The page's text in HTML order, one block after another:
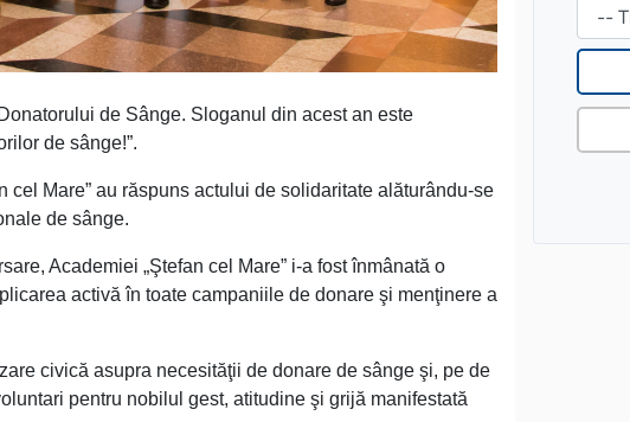
de Sânge. Sloganul din acest an este
de sânge!”.
Mare” au răspuns actului de solidaritate alăturându-se
de sânge.
Academiei „Ştefan cel Mare” i-a fost înmânată o
activă în toate campaniile de donare şi menţinere a
civică asupra necesităţii de donare de sânge şi, pe de
pentru nobilul gest, atitudine şi grijă manifestată